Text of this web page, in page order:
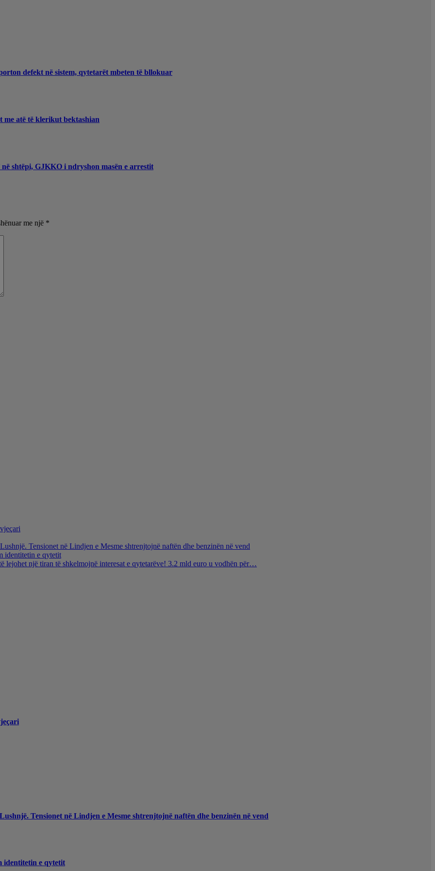
defekt në sistem, qytetarët mbeten të bllokuar
atë të klerikut bektashian
shtëpi, GJKKO i ndryshon masën e arrestit
me një *
Tensionet në Lindjen e Mesme shtrenjtojnë naftën dhe benzinën në vend
identitetin e qytetit
një tiran të shkelmojnë interesat e qytetarëve! 3.2 mld euro u vodhën për…
Tensionet në Lindjen e Mesme shtrenjtojnë naftën dhe benzinën në vend
identitetin e qytetit